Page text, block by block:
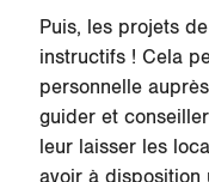
Puis, les projets
instructifs ! Cela
personnelle
guider et
leur laisser les